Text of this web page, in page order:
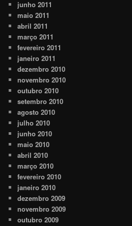
junho 2011
maio 2011
abril 2011
março 2011
fevereiro 2011
janeiro 2011
dezembro 2010
novembro 2010
outubro 2010
setembro 2010
agosto 2010
julho 2010
junho 2010
maio 2010
abril 2010
março 2010
fevereiro 2010
janeiro 2010
dezembro 2009
novembro 2009
outubro 2009